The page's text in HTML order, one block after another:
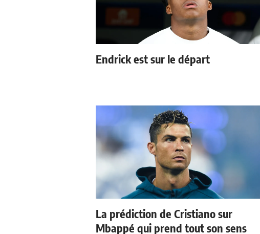
Endrick est sur le départ
La prédiction de Cristiano sur
Mbappé qui prend tout son sens